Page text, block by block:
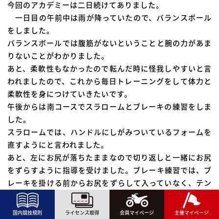
国内競技規則 ライセンス取得 会員マイページ 主催マイページ
今回のアカデミーは二日続けてありました。
一日目の午前中は雨が降っていたので、バランスボール
をしました。
バランスボールでは腹筋がないということと腕の力があま
りないことがわかりました。
あと、柔軟性もなかったので転んだ時に怪我しやすいと言
われましたので、これから毎日トレーニングをして体力と
柔軟性を身につけていきたいです。
午後からは南コースでスラロームとブレーキの練習をしま
した。
スラロームでは、ハンドルにしがみついているフォームを
直すようにと言われました。
あと、左にお尻が落ちたままなので切り返しと一緒にお尻
をずらすように指導を受けました。ブレーキ練習では、ブ
レーキを掛ける前からお尻をずらして入っていなく、テン
ポが一瞬遅れてコーナーに入っていたのでお尻をずらして
からブレーキを掛けるようにと教えてくれました。ブレー